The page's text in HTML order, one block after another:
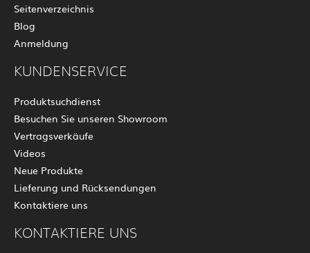
Seitenverzeichnis
Blog
Anmeldung
KUNDENSERVICE
Produktsuchdienst
Besuchen Sie unseren Showroom
Vertragsverkäufe
Videos
Neue Produkte
Lieferung und Rücksendungen
Kontaktiere uns
KONTAKTIERE UNS